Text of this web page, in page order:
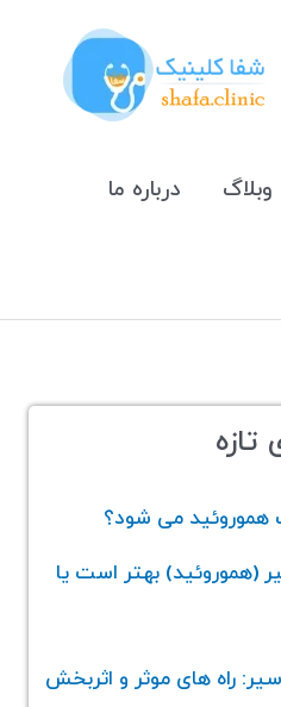
وبلاگ درباره ما
هموروئید می‌ شود؟
(هموروئید) بهتر است یا
راه های موثر و اثربخش